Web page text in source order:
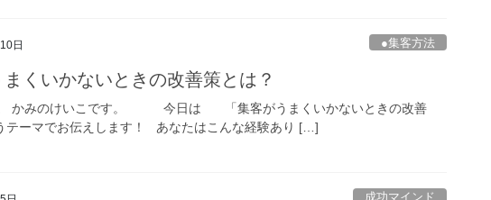
日 ●集客方法
くいかないときの改善策とは？
。 かみのけいこです。 今日は 「集客がうまくいかないときの改善
ーマでお伝えします！ あなたはこんな経験あり […]
成功マインド